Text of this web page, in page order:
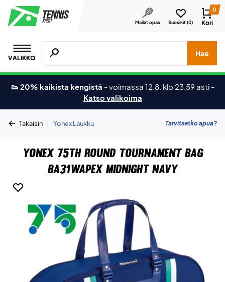
Mailat opas Suosikit (0)
0
Kori
VALIKKO
Hae tuotteita, merkkejä jne.
Hae
👟 20% kaikista kengistä -voimassa 12.8. klo 23.59 asti -
Katso valikoima
Takaisin | Yonex Laukku Tarvitsetko apua?
Yonex 75th Round Tournament Bag
BA31WAPEX Midnight Navy